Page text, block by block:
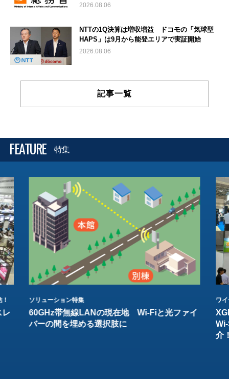
2026.08.06
NTTの1Q決算は増収増益 ドコモの「気球型
HAPS」は9月から能登エリアで実証開始
2026.08.06
記事一覧
FEATURE 特集
レ
ソリューション特集
60GHz帯無線LANの現在地 Wi-Fiと光ファイ
バーの間を埋める選択肢に
ワ
介